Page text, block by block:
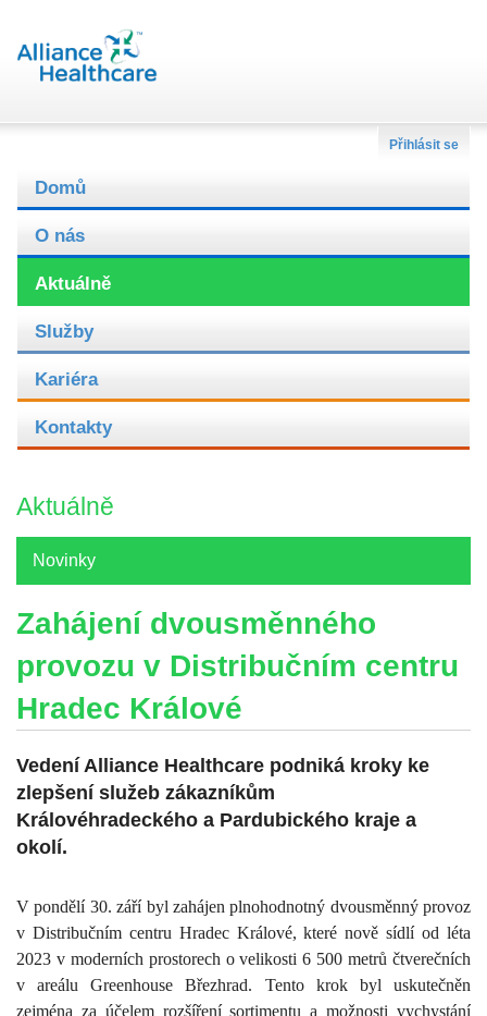
Přihlásit se
Domů
O nás
Aktuálně
Služby
Kariéra
Kontakty
Aktuálně
Novinky
Zahájení dvousměnného
provozu v Distribučním centru
Hradec Králové
Vedení Alliance Healthcare podniká kroky ke
zlepšení služeb zákazníkům
Královéhradeckého a Pardubického kraje a
okolí.
V pondělí 30. září byl zahájen plnohodnotný dvousměnný provoz
v Distribučním centru Hradec Králové, které nově sídlí od léta
2023 v moderních prostorech o velikosti 6 500 metrů čtverečních
v areálu Greenhouse Březhrad. Tento krok byl uskutečněn
zejména za účelem rozšíření sortimentu a možnosti vychystání